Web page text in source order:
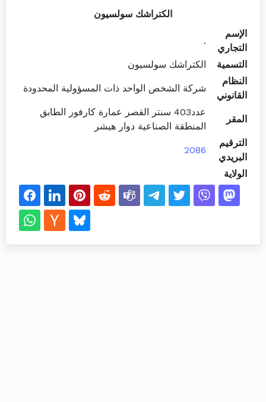
الكتراشك سولسيون
الإسم
التجاري
.
التسمية
الكتراشك سولسيون
النظام
القانوني
شركة الشخص الواحد ذات المسؤولية المحدودة
المقر
عدد403 سنتر القصر عمارة كارفور الطابق
المنطقة الصناعية دوار هيشر
الترقيم
البريدي
2086
الولاية